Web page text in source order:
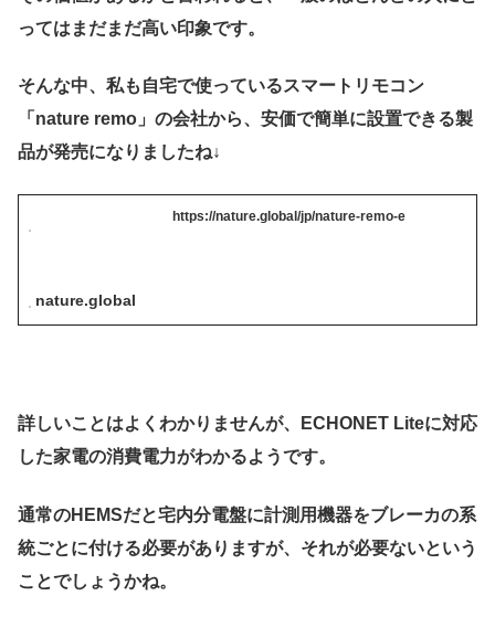
ってはまだまだ高い印象です。
そんな中、私も自宅で使っているスマートリモコン
「nature remo」の会社から、安価で簡単に設置できる製
品が発売になりましたね↓
https://nature.global/jp/nature-remo-e
nature.global
詳しいことはよくわかりませんが、ECHONET Liteに対応
した家電の消費電力がわかるようです。
通常のHEMSだと宅内分電盤に計測用機器をブレーカの系
統ごとに付ける必要がありますが、それが必要ないという
ことでしょうかね。